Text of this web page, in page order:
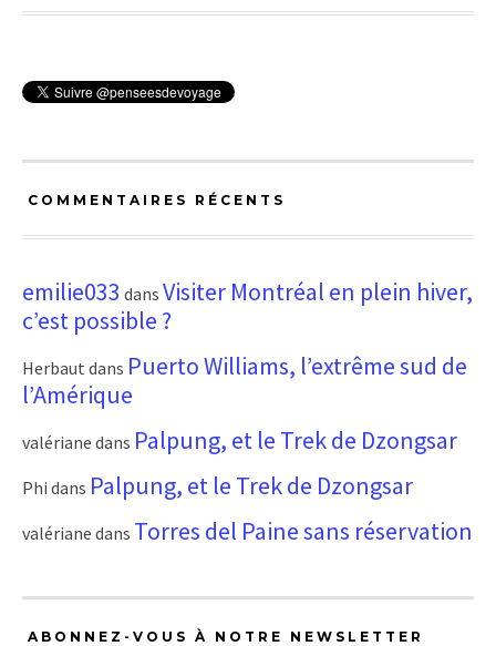
COMMENTAIRES RÉCENTS
emilie033 dans Visiter Montréal en plein hiver,
c’est possible ?
Herbaut dans Puerto Williams, l’extrême sud de
l’Amérique
valériane dans Palpung, et le Trek de Dzongsar
Phi dans Palpung, et le Trek de Dzongsar
valériane dans Torres del Paine sans réservation
ABONNEZ-VOUS À NOTRE NEWSLETTER